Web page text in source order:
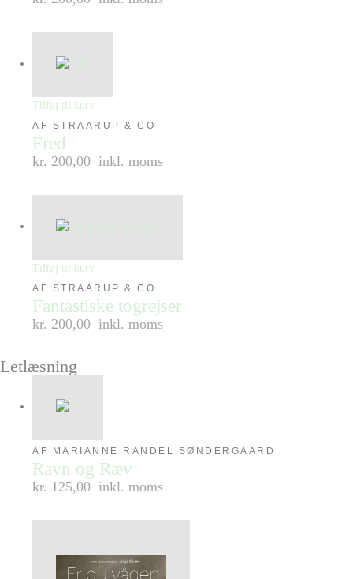
Tilføj til kurv
AF STRAARUP & CO
Fred
kr. 200,00 inkl. moms
Tilføj til kurv
AF STRAARUP & CO
Fantastiske togrejser
kr. 200,00 inkl. moms
Letlæsning
AF MARIANNE RANDEL SØNDERGAARD
Ravn og Ræv
kr. 125,00 inkl. moms